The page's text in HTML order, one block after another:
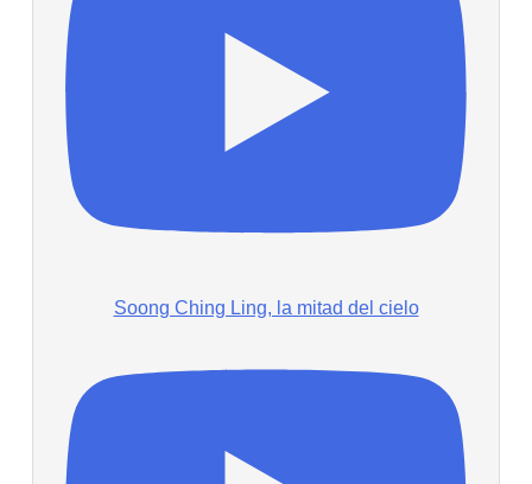
Soong Ching Ling, la mitad del cielo